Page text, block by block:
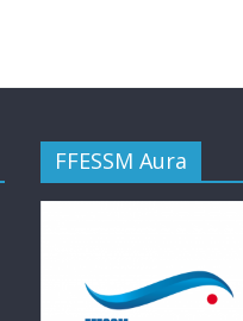
FFESSM Aura